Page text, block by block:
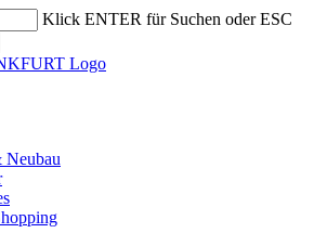
Klick ENTER für Suchen oder ESC